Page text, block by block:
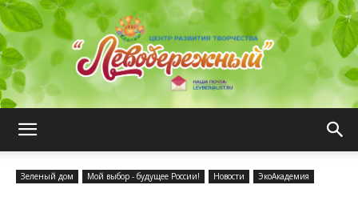
Зеленый дом Мой выбор - будущее России! Новости ЭкоАкадемия